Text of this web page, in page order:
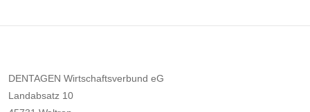
DENTAGEN Wirtschaftsverbund eG
Landabsatz 10